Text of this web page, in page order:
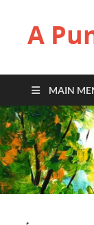
A
MAIN